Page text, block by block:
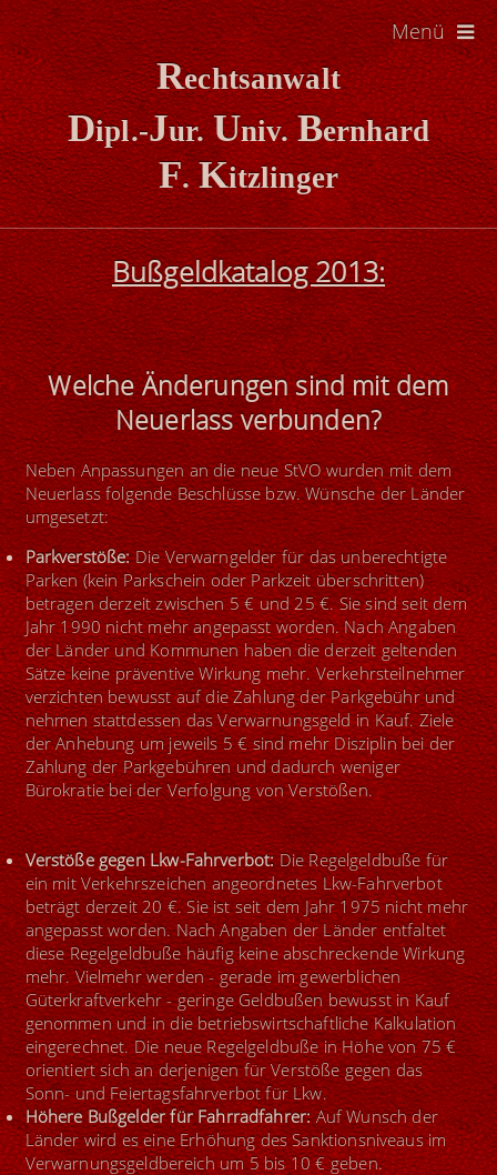
Rechtsanwalt
Dipl.-Jur.Univ.Bernhard
F.Kitzlinger
Menü
Bußgeldkatalog 2013:
Welche Änderungen sind mit dem
Neuerlass verbunden?
Neben Anpassungen an die neue StVO wurden mit dem
Neuerlass folgende Beschlüsse bzw. Wünsche der Länder
umgesetzt:
Parkverstöße:Die Verwarngelder für das unberechtigte
Parken (kein Parkschein oder Parkzeit überschritten)
betragen derzeit zwischen 5 € und 25 €. Sie sind seit dem
Jahr 1990 nicht mehr angepasst worden. Nach Angaben
der Länder und Kommunen haben die derzeit geltenden
Sätze keine präventive Wirkung mehr. Verkehrsteilnehmer
verzichten bewusst auf die Zahlung der Parkgebühr und
nehmen stattdessen das Verwarnungsgeld in Kauf. Ziele
der Anhebung um jeweils 5 € sind mehr Disziplin bei der
Zahlung der Parkgebühren und dadurch weniger
Bürokratie bei der Verfolgung von Verstößen.
Verstöße gegen Lkw-Fahrverbot:Die Regelgeldbuße für
ein mit Verkehrszeichen angeordnetes Lkw-Fahrverbot
beträgt derzeit 20 €. Sie ist seit dem Jahr 1975 nicht mehr
angepasst worden. Nach Angaben der Länder entfaltet
diese Regelgeldbuße häufig keine abschreckende Wirkung
mehr. Vielmehr werden - gerade im gewerblichen
Güterkraftverkehr - geringe Geldbußen bewusst in Kauf
genommen und in die betriebswirtschaftliche Kalkulation
eingerechnet. Die neue Regelgeldbuße in Höhe von 75 €
orientiert sich an derjenigen für Verstöße gegen das
Sonn- und Feiertagsfahrverbot für Lkw.
Höhere Bußgelder für Fahrradfahrer:Auf Wunsch der
Länder wird es eine Erhöhung des Sanktionsniveaus im
Verwarnungsgeldbereich um 5 bis 10 € geben.